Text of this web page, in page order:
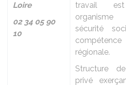
Loire
02 34 05 90
10
travail
sécurité
compétence
régionale.
Structure
privé